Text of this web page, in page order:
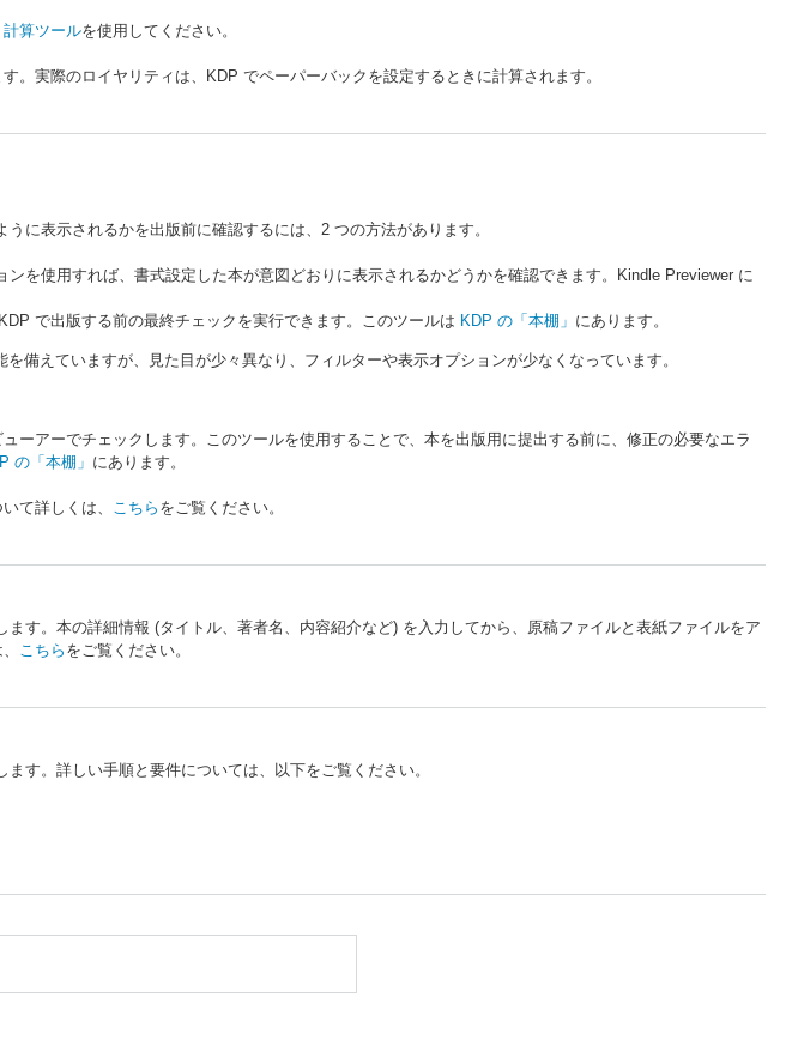
計算ツールを使用してください。
。実際のロイヤリティは、KDP でペーパーバックを設定するときに計算されます。
に表示されるかを出版前に確認するには、2 つの方法があります。
ンを使用すれば、書式設定した本が意図どおりに表示されるかどうかを確認できます。Kindle Previewer に
で出版する前の最終チェックを実行できます。このツールは KDP の「本棚」 にあります。
備えていますが、見た目が少々異なり、フィルターや表示オプションが少なくなっています。
ーアーでチェックします。このツールを使用することで、本を出版用に提出する前に、修正の必要なエラ
の「本棚」 にあります。
て詳しくは、 こちら をご覧ください。
ます。本の詳細情報 (タイトル、著者名、内容紹介など) を入力してから、原稿ファイルと表紙ファイルをア
こちら をご覧ください。
ます。詳しい手順と要件については、以下をご覧ください。